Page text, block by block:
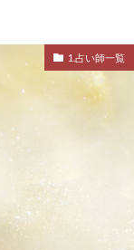
1.占い師一覧